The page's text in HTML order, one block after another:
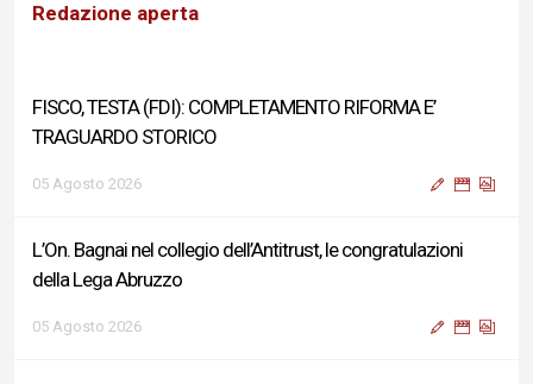
Redazione aperta
FISCO, TESTA (FDI): COMPLETAMENTO RIFORMA E’
TRAGUARDO STORICO
05 Agosto 2026
L’On. Bagnai nel collegio dell’Antitrust, le congratulazioni
della Lega Abruzzo
05 Agosto 2026